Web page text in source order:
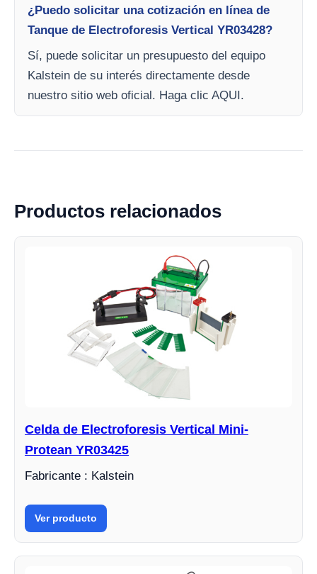
¿Puedo solicitar una cotización en línea de
Tanque de Electroforesis Vertical YR03428?
Sí, puede solicitar un presupuesto del equipo
Kalstein de su interés directamente desde
nuestro sitio web oficial. Haga clic AQUI.
Productos relacionados
Celda de Electroforesis Vertical Mini-
Protean YR03425
Fabricante : Kalstein
Ver producto